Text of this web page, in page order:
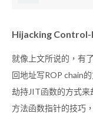
Hijacking
就像上文所说的，有
回地址写ROP chain
劫持JIT函数的方式来
方法函数指针的技巧